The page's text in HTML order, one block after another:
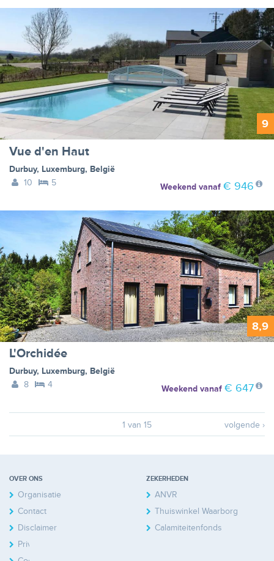
9
Vue d'en Haut
Durbuy, Luxemburg, België
10
5 Weekendvanaf € 946
8,9
L'Orchidée
Durbuy, Luxemburg, België
8
4 Weekendvanaf € 647
1 van 15 volgende ›
OVER ONS
Organisatie
Contact
Disclaimer
Privacy
ZEKERHEDEN
ANVR
Thuiswinkel Waarborg
Calamiteitenfonds